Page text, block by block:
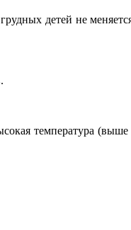
детей не
температура